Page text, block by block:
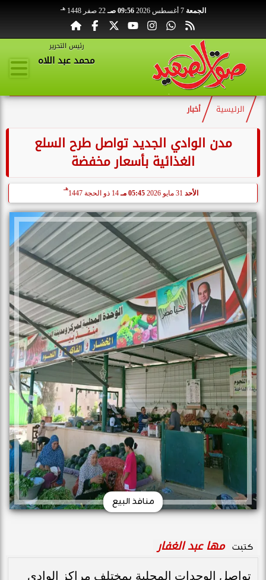
الجمعة 7 أغسطس 2026 09:56 صـ 22 صفر 1448 هـ
رئيس التحرير
محمد عبد اللاه
الرئيسية أخبار
مدن الوادي الجديد تواصل طرح السلع
الغذائية بأسعار مخفضة
الأحد 05:45 مـ 14 ذو الحجة 1447
هـ
منافذ البيع
كتبت مها عبد الغفار
تواصل الوحدات المحلية بمختلف مراكز الوادي